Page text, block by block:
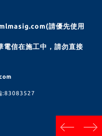
請優先使用
信在施工中，請勿直接
:83083527
prev next